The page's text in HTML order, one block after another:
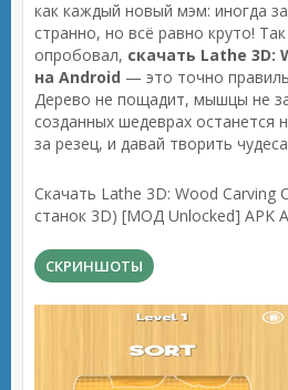
как каждый новый мэм: иногда
странно, но всё равно круто!
опробовал, скачать Lathe 3D:
на Android — это точно
Дерево не пощадит, мышцы не
созданных шедеврах останется
за резец, и давай творить
Скачать Lathe 3D: Wood Carving
станок 3D) [МОД Unlocked] APK
СКРИНШОТЫ